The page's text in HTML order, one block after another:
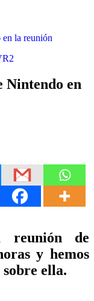
en la reunión
Nintendo en
reunión de
y hemos
ella.